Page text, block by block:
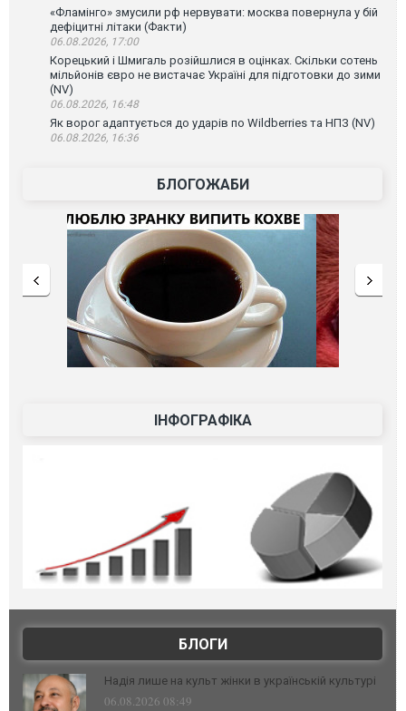
«Фламінго» змусили рф нервувати: москва повернула у бій
дефіцитні літаки (Факти)
06.08.2026, 17:00
Корецький і Шмигаль розійшлися в оцінках. Скільки сотень
мільйонів євро не вистачає Україні для підготовки до зими
(NV)
06.08.2026, 16:48
Як ворог адаптується до ударів по Wildberries та НПЗ (NV)
06.08.2026, 16:36
БЛОГОЖАБИ
ІНФОГРАФІКА
БЛОГИ
Надія лише на культ жінки в українській культурі
06.08.2026 08:49